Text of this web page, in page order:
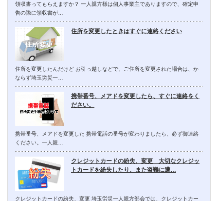
領収書ってもらえますか？ 一人親方様は個人事業主でありますので、確定申
告の際に領収書が…
住所を変更したときはすぐに連絡ください
住所を変更したんだけど お引っ越しなどで、ご住所を変更された場合は、か
ならず埼玉労災一…
携帯番号、メアドを変更したら、すぐに連絡をく
ださい。
携帯番号、メアドを変更した 携帯電話の番号が変わりましたら、必ず御連絡
ください。一人親…
クレジットカードの紛失、変更 大切なクレジッ
トカードを紛失したり、また盗難に遭…
クレジットカードの紛失、変更 埼玉労災一人親方部会では、クレジットカー